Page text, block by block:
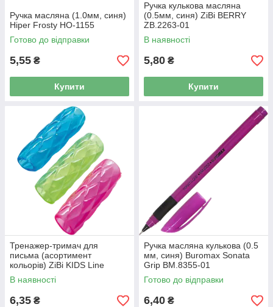
Ручка масляна (1.0мм, синя)
Hiper Frosty HO-1155
Готово до відправки
5,55 ₴
Купити
Ручка кулькова масляна
(0.5мм, синя) ZiBi BERRY
ZB.2263-01
В наявності
5,80 ₴
Купити
Тренажер-тримач для
письма (асортимент
кольорів) ZiBi KIDS Line
Crystal ZB.5472
В наявності
6,35 ₴
Ручка масляна кулькова (0.5
мм, синя) Buromax Sonata
Grip BM.8355-01
Готово до відправки
6,40 ₴